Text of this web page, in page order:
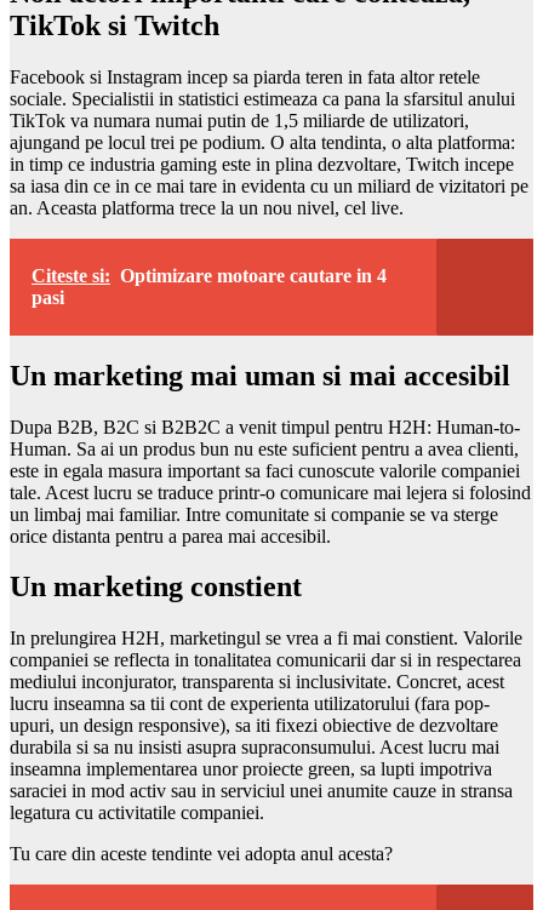
TikTok si Twitch
Facebook si Instagram incep sa piarda teren in fata altor retele
sociale. Specialistii in statistici estimeaza ca pana la sfarsitul anului
TikTok va numara numai putin de 1,5 miliarde de utilizatori,
ajungand pe locul trei pe podium. O alta tendinta, o alta platforma:
in timp ce industria gaming este in plina dezvoltare, Twitch incepe
sa iasa din ce in ce mai tare in evidenta cu un miliard de vizitatori pe
an. Aceasta platforma trece la un nou nivel, cel live.
Citeste si: Optimizare motoare cautare in 4
pasi
Un marketing mai uman si mai accesibil
Dupa B2B, B2C si B2B2C a venit timpul pentru H2H: Human-to-
Human. Sa ai un produs bun nu este suficient pentru a avea clienti,
este in egala masura important sa faci cunoscute valorile companiei
tale. Acest lucru se traduce printr-o comunicare mai lejera si folosind
un limbaj mai familiar. Intre comunitate si companie se va sterge
orice distanta pentru a parea mai accesibil.
Un marketing constient
In prelungirea H2H, marketingul se vrea a fi mai constient. Valorile
companiei se reflecta in tonalitatea comunicarii dar si in respectarea
mediului inconjurator, transparenta si inclusivitate. Concret, acest
lucru inseamna sa tii cont de experienta utilizatorului (fara pop-
upuri, un design responsive), sa iti fixezi obiective de dezvoltare
durabila si sa nu insisti asupra supraconsumului. Acest lucru mai
inseamna implementarea unor proiecte green, sa lupti impotriva
saraciei in mod activ sau in serviciul unei anumite cauze in stransa
legatura cu activitatile companiei.
Tu care din aceste tendinte vei adopta anul acesta?